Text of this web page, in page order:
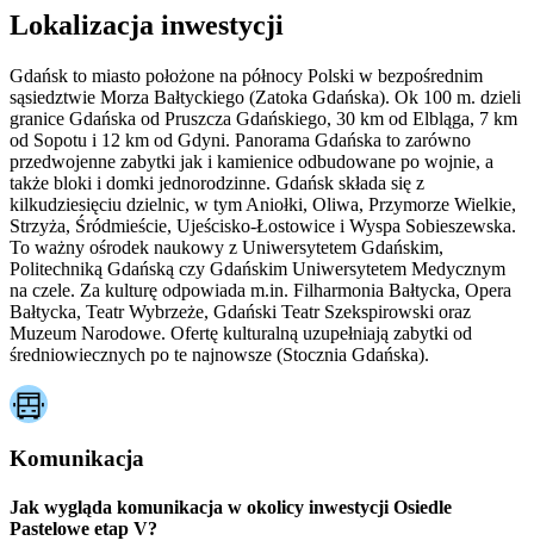
Lokalizacja inwestycji
Gdańsk to miasto położone na północy Polski w bezpośrednim
sąsiedztwie Morza Bałtyckiego (Zatoka Gdańska). Ok 100 m. dzieli
granice Gdańska od Pruszcza Gdańskiego, 30 km od Elbląga, 7 km
od Sopotu i 12 km od Gdyni. Panorama Gdańska to zarówno
przedwojenne zabytki jak i kamienice odbudowane po wojnie, a
także bloki i domki jednorodzinne. Gdańsk składa się z
kilkudziesięciu dzielnic, w tym Aniołki, Oliwa, Przymorze Wielkie,
Strzyża, Śródmieście, Ujeścisko-Łostowice i Wyspa Sobieszewska.
To ważny ośrodek naukowy z Uniwersytetem Gdańskim,
Politechniką Gdańską czy Gdańskim Uniwersytetem Medycznym
na czele. Za kulturę odpowiada m.in. Filharmonia Bałtycka, Opera
Bałtycka, Teatr Wybrzeże, Gdański Teatr Szekspirowski oraz
Muzeum Narodowe. Ofertę kulturalną uzupełniają zabytki od
średniowiecznych po te najnowsze (Stocznia Gdańska).
Komunikacja
Jak wygląda komunikacja w okolicy inwestycji Osiedle
Pastelowe etap V?